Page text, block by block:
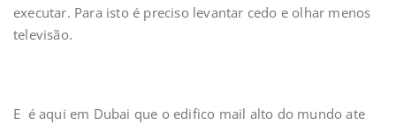
executar. Para isto é preciso levantar cedo e olhar menos
televisão.
E é aqui em Dubai que o edifico mail alto do mundo ate